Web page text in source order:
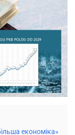
економіка»